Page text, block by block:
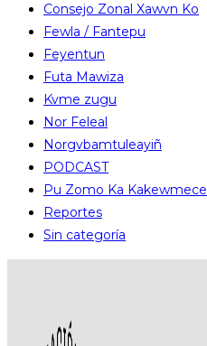
Consejo Zonal Xawvn Ko
Fewla / Fantepu
Feyentun
Futa Mawiza
Kvme zugu
Nor Feleal
Norgvbamtuleayiñ
PODCAST
Pu Zomo Ka Kakewmece
Reportes
Sin categoría